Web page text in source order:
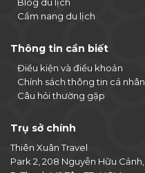
Cẩm nang du lịch
Thông tin cần biết
Điều kiện và điều khoản
Chính sách thông tin cá nhân
Câu hỏi thường gặp
Trụ sở chính
Thiên Xuân Travel
Park 2, 208 Nguyễn Hữu Cảnh,